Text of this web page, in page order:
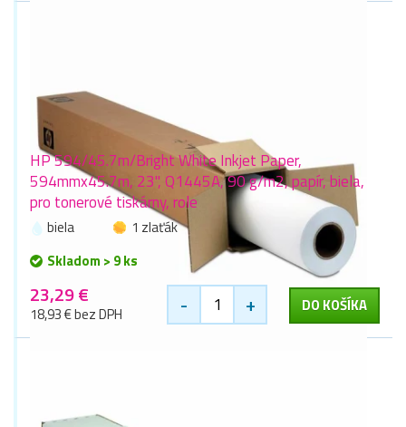
HP 594/45.7m/Bright White Inkjet Paper,
594mmx45.7m, 23", Q1445A, 90 g/m2, papír, biela,
pro tonerové tiskárny, role
biela
1 zlaťák
Skladom > 9 ks
23,29 €
18,93 € bez DPH - + DO KOŠÍKA